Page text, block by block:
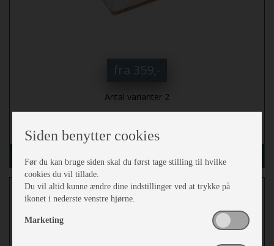
fra 359,-
Antal varianter 2
mere
Vælg variant
Tagluge 400 x 400 mm
Siden benytter cookies
Før du kan bruge siden skal du først tage stilling til hvilke
cookies du vil tillade.
Du vil altid kunne ændre dine indstillinger ved at trykke på
ikonet i nederste venstre hjørne.
Marketing